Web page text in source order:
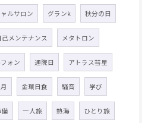
ルサロン グランk 秋分の日
己メンテナンス メタトロン
ォン 通院日 アトラス彗星
金環日食 騒音 学び
備 一人旅 熱海 ひとり旅